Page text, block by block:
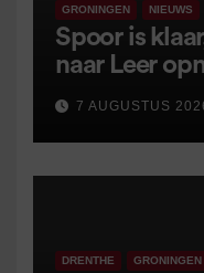
GRONINGEN NIEUWS
Spoor is
naar Leer
7 AUGUSTUS
DRENTHE GRONINGEN